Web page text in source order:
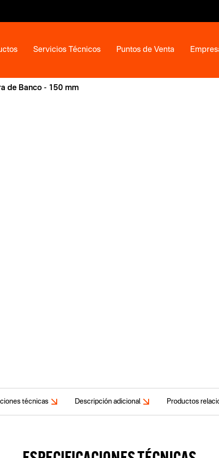
Servicios Técnicos Puntos de Venta
de Banco - 150 mm
técnicas Descripción adicional Productos